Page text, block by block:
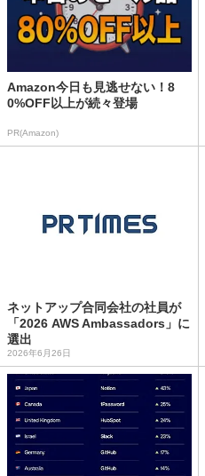
Amazon今日も見逃せない！8
0%OFF以上が続々登場
PR(Amazon)
ネットアップ合同会社の社員が
「2026 AWS Ambassadors」に
選出
2026年6月26日